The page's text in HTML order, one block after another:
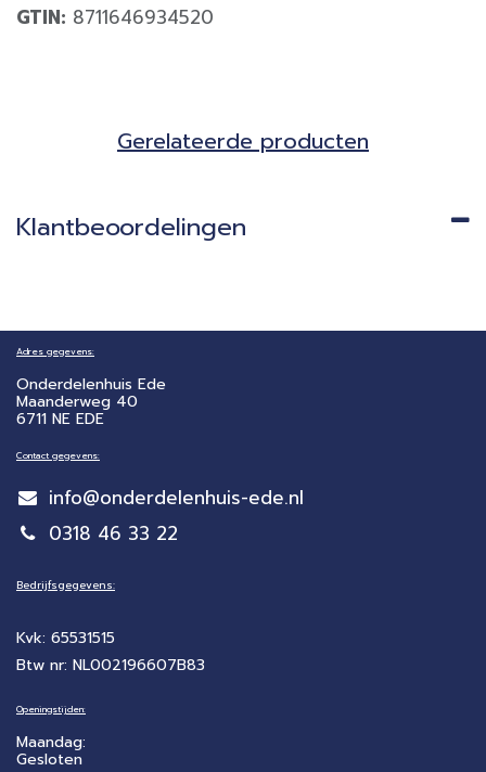
GTIN: 8711646934520
Gerela​teerde producten​
Klantbeoordelingen
Adres gegevens:
Onderdelenhuis Ede
Maanderweg 40
6711 NE EDE
Contact gegevens:
info@onderdelenhuis-ede.nl
0318 46 33 22
Bedrijfsgegevens:
Kvk: 65531515
Btw nr: NL002196607B83
Openingstijden:
Maandag:
Gesloten